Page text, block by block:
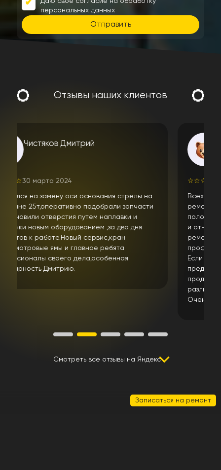
персональных данных
Отправить
Отзывы наших клиентов
алексей л.
☆☆☆ ☆☆10 апреля 2024
Всех приветствую. Неоднократно обращался за
ремонтом спецтехники в данный сервис. Только
положительные впечатления от ремонта техники
и отношения к клиенту. Парни занимаются
ремонтом не первый год и очень
профессионально подходят к своей работе.
Если надо сами найдут и купят запчасть или
предложат решение проблемы если ее нет в
различные станки. Что мне лично очень помогло.
Смотреть все отзывы на Яндекс
Записаться на ремонт